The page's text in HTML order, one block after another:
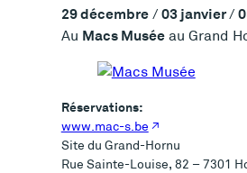
29 décembre/ 03 janvier/
Au Macs Muséeau Grand
Réservations:
www.mac-s.be
Site du Grand-Hornu
Rue Sainte-Louise, 82 – 7301